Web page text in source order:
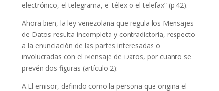
electrónico, el telegrama, el télex o el telefax” (p.42).
Ahora bien, la ley venezolana que regula los Mensajes
de Datos resulta incompleta y contradictoria, respecto
a la enunciación de las partes interesadas o
involucradas con el Mensaje de Datos, por cuanto se
prevén dos figuras (artículo 2):
A.El emisor, definido como la persona que origina el